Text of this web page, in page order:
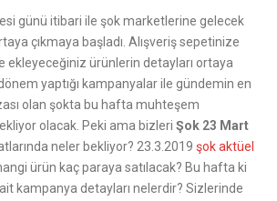
günü itibari ile şok marketlerine gelecek
çıkmaya başladı. Alışveriş sepetinize
ekleyeceğiniz ürünlerin detayları ortaya
yaptığı kampanyalar ile gündemin en
olan şokta bu hafta muhteşem
olacak. Peki ama bizleri Şok 23 Mart
neler bekliyor? 23.3.2019 şok aktüel
ürün kaç paraya satılacak? Bu hafta ki
kampanya detayları nelerdir? Sizlerinde